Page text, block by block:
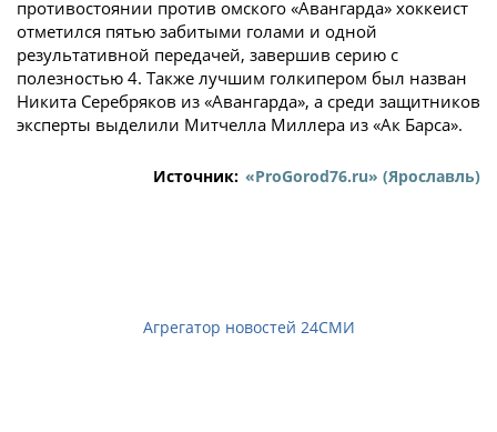
противостоянии против омского «Авангарда» хоккеист
отметился пятью забитыми голами и одной
результативной передачей, завершив серию с
полезностью 4. Также лучшим голкипером был назван
Никита Серебряков из «Авангарда», а среди защитников
эксперты выделили Митчелла Миллера из «Ак Барса».
Источник: «ProGorod76.ru» (Ярославль)
Агрегатор новостей 24СМИ